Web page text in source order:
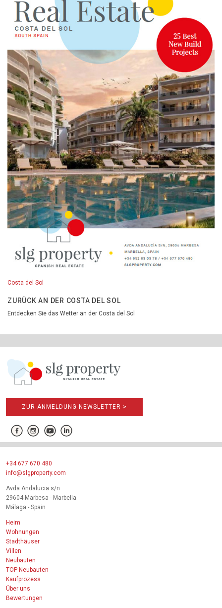
Costa del Sol
ZURÜCK AN DER COSTA DEL SOL
Entdecken Sie das Wetter an der Costa del Sol
ZUR ANMELDUNG NEWSLETTER >
+34 677 670 480
info@slgproperty.com
Avda Andalucia s/n
29604 Marbesa - Marbella
Málaga - Spain
Heim
Wohnungen
Stadthäuser
Villen
Neubauten
TOP Neubauten
Kaufprozess
Über uns
Bewertungen